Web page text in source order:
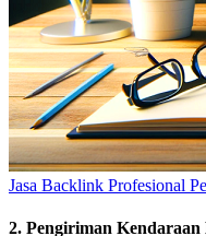
Jasa Backlink Profesional
2. Pengiriman